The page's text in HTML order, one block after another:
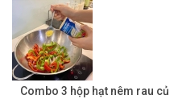
Combo 3 hộp hạt nêm rau củ